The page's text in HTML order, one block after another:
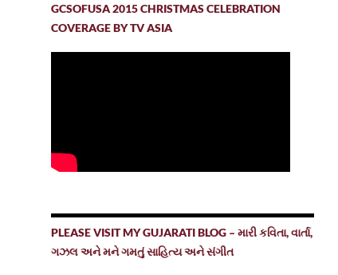
GCSOFUSA 2015 CHRISTMAS CELEBRATION
COVERAGE BY TV ASIA
PLEASE VISIT MY GUJARATI BLOG – મારી કવિતા, વાર્તા,
ગઝલ અને મને ગમતું સાહિત્ય અને સંગીત